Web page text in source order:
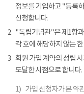
정보를 기입하고 "등록
신청합니다.
2 "독립기념관"은 제1항
각 호에 해당하지 않는
3 회원 가입 계약의 성립
도달한 시점으로 합니다.
1) 가입 신청자가 본 약